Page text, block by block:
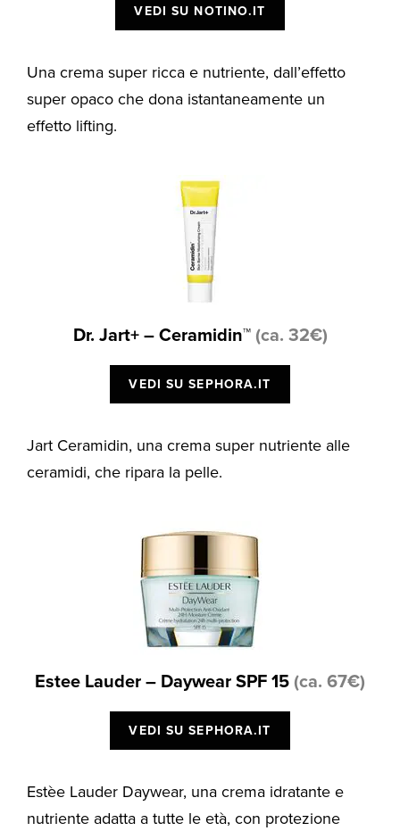
VEDI SU NOTINO.IT
Una crema super ricca e nutriente, dall’effetto
super opaco che dona istantaneamente un
effetto lifting.
Dr. Jart+ – Ceramidin™ (ca. 32€)
VEDI SU SEPHORA.IT
Jart Ceramidin, una crema super nutriente alle
ceramidi, che ripara la pelle.
Estee Lauder – Daywear SPF 15 (ca. 67€)
VEDI SU SEPHORA.IT
Estèe Lauder Daywear, una crema idratante e
nutriente adatta a tutte le età, con protezione